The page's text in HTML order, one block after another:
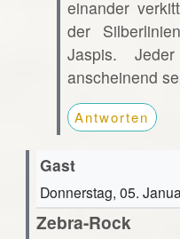
einander
der
Jaspis.
anscheinend
Antworten
Gast
Donnerstag, 05.
Zebra-Rock